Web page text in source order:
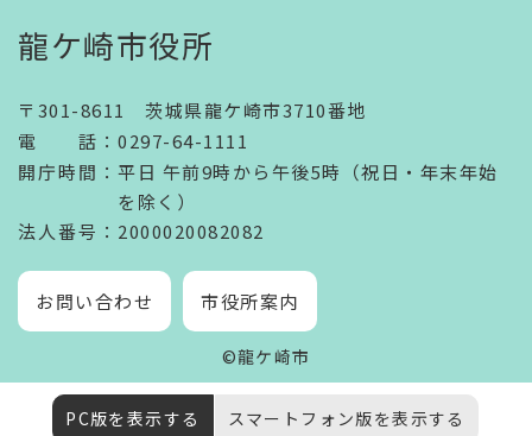
龍ケ崎市役所
〒301-8611 茨城県龍ケ崎市3710番地
電話 ： 0297-64-1111
開庁時間 ： 平日 午前9時から午後5時（祝日・年末年始
を除く）
法人番号 ：2000020082082
お問い合わせ 市役所案内
©龍ケ崎市
PC版を表示する スマートフォン版を表示する